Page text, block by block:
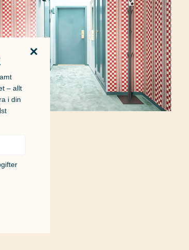
×
– allt
i din